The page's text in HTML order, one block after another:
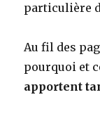
particulière
Au fil des
pourquoi et
apportent